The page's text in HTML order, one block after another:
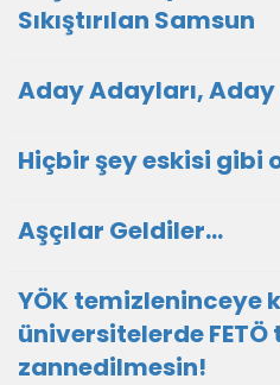
Sıkıştırılan Samsun
Aday Adayları,
Hiçbir şey eskisi
Aşçılar Geldiler…
YÖK temizleninceye
üniversitelerde FETÖ
zannedilmesin!